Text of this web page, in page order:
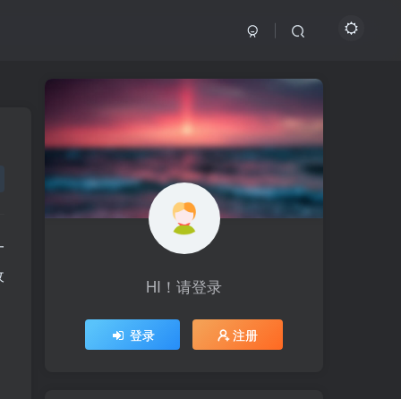
HI！请登录
登录 注册
HI！请登录
登录 注册